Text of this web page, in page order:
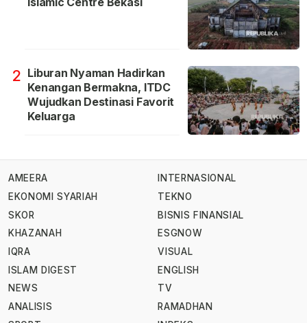
2 Liburan Nyaman Hadirkan
Kenangan Bermakna, ITDC
Wujudkan Destinasi Favorit
Keluarga
AMEERA
EKONOMI SYARIAH
SKOR
KHAZANAH
IQRA
ISLAM DIGEST
NEWS
ANALISIS
INTERNASIONAL
TEKNO
BISNIS FINANSIAL
ESGNOW
VISUAL
ENGLISH
TV
RAMADHAN